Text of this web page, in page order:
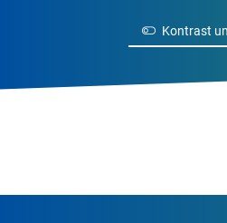
Kontrast